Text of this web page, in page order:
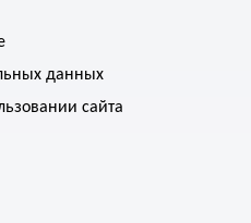
данных
сайта